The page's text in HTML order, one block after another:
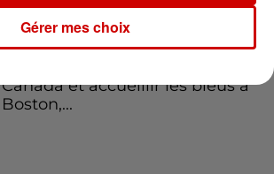
Canada et accueillir les bleus à
Boston,...
Gérer mes choix